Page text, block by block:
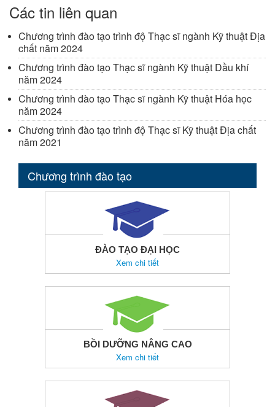
Các tin liên quan
Chương trình đào tạo trình độ Thạc sĩ ngành Kỹ thuật Địa
chất năm 2024
Chương trình đào tạo Thạc sĩ ngành Kỹ thuật Dầu khí
năm 2024
Chương trình đào tạo Thạc sĩ ngành Kỹ thuật Hóa học
năm 2024
Chương trình đào tạo trình độ Thạc sĩ Kỹ thuật Địa chất
năm 2021
Chương trình đào tạo
ĐÀO TẠO ĐẠI HỌC
Xem chi tiết
BỒI DƯỠNG NÂNG CAO
Xem chi tiết